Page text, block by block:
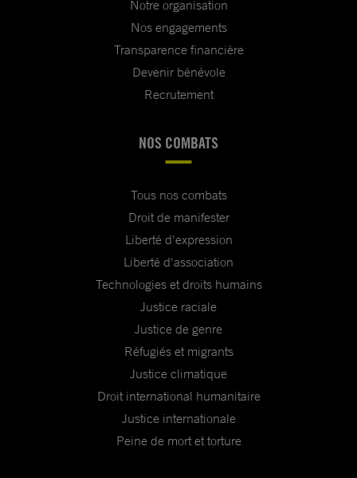
Notre organisation
Nos engagements
Transparence financière
Devenir bénévole
Recrutement
NOS COMBATS
Tous nos combats
Droit de manifester
Liberté d'expression
Liberté d'association
Technologies et droits humains
Justice raciale
Justice de genre
Réfugiés et migrants
Justice climatique
Droit international humanitaire
Justice internationale
Peine de mort et torture